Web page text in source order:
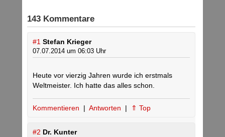
143 Kommentare
#1 Stefan Krieger
07.07.2014 um 06:03 Uhr
Heute vor vierzig Jahren wurde ich erstmals
Weltmeister. Ich hatte das alles schon.
Kommentieren | Antworten | ⇑ Top
#2 Dr. Kunter